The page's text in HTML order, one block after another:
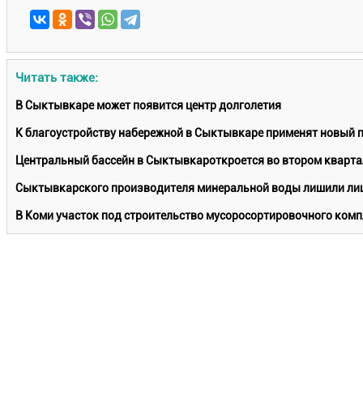
Читать также:
В Сыктывкаре может появится центр долголетия
К благоустройству набережной в Сыктывкаре применят новый
Центральный бассейн в Сыктывкароткроется во втором
Сыктывкарского производителя минеральной воды лишили
В Коми участок под строительство мусоросортировочного